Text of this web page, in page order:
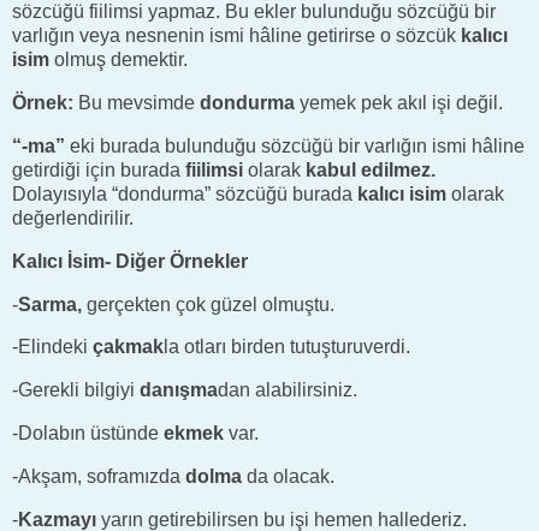
sözcüğü fiilimsi yapmaz. Bu ekler bulunduğu sözcüğü bir
varlığın veya nesnenin ismi hâline getirirse o sözcük kalıcı
isim olmuş demektir.
Örnek: Bu mevsimde dondurma yemek pek akıl işi değil.
“-ma” eki burada bulunduğu sözcüğü bir varlığın ismi hâline
getirdiği için burada fiilimsi olarak kabul edilmez.
Dolayısıyla “dondurma” sözcüğü burada kalıcı isim olarak
değerlendirilir.
Kalıcı İsim- Diğer Örnekler
-Sarma, gerçekten çok güzel olmuştu.
-Elindeki çakmak la otları birden tutuşturuverdi.
-Gerekli bilgiyi danışmadan alabilirsiniz.
-Dolabın üstünde ekmek var.
-Akşam, soframızda dolma da olacak.
-Kazmayı yarın getirebilirsen bu işi hemen hallederiz.